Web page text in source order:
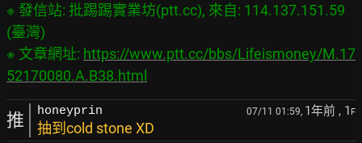
※ 發信站: 批踢踢實業坊(ptt.cc), 來自: 114.137.151.59
(臺灣)
※ 文章網址: https://www.ptt.cc/bbs/Lifeismoney/M.17
52170080.A.B38.html
推 honeyprin 07/11 01:59, 1年前 , 1 F
抽到cold stone XD